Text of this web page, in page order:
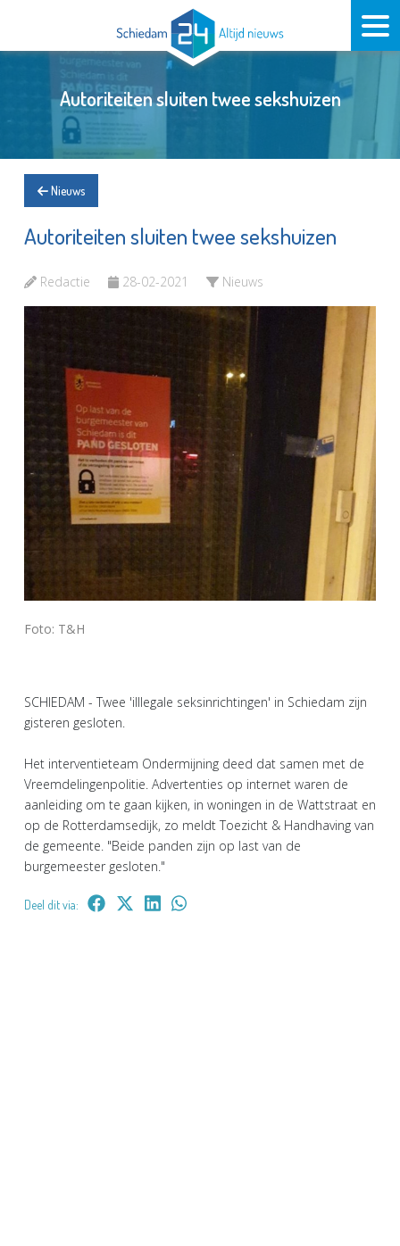
Autoriteiten sluiten twee sekshuizen
Nieuws
Autoriteiten sluiten twee sekshuizen
Redactie 28-02-2021 Nieuws
Foto: T&H
SCHIEDAM - Twee 'illlegale seksinrichtingen' in Schiedam zijn
gisteren gesloten.
Het interventieteam Ondermijning deed dat samen met de
Vreemdelingenpolitie. Advertenties op internet waren de
aanleiding om te gaan kijken, in woningen in de Wattstraat en
op de Rotterdamsedijk, zo meldt Toezicht & Handhaving van
de gemeente. "Beide panden zijn op last van de
burgemeester gesloten."
Deel dit via: